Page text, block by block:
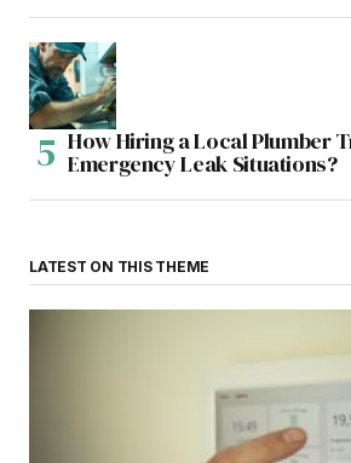
How Hiring a Local Plumber
Emergency Leak Situations?
LATEST ON THIS THEME